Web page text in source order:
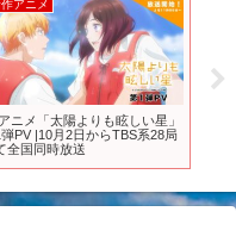
アニメ
ニメ「太陽よりも眩しい星」
PV |10月2日からTBS系28局
全国同時放送